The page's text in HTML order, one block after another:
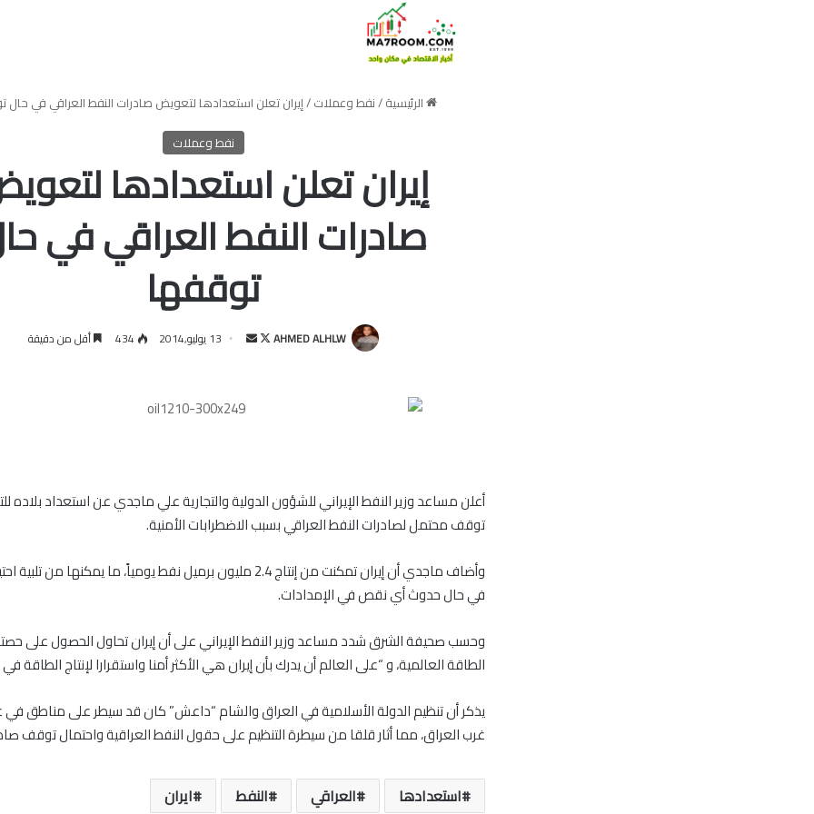
الرئيسية/نفط وعملات/إيران تعلن استعدادها لتعويض صادرات النفط العراقي في حال
نفط وعملات
إيران تعلن استعدادها
صادرات النفط العراقي في
توقفها
AHMED ALHLW
تابعأرسل 13 يوليو,2014 434 أقل من دقيقة
أعلن مساعد وزير النفط الإيراني للشؤون الدولية والتجارية علي ماجدي عن استعداد
توقف محتمل لصادرات النفط العراقي بسبب الاضطرابات الأمنية.
وأضاف ماجدي أن إيران تمکنت من إنتاج 2.4 مليون برميل نفط يومياً، ما يمكنها
في حال حدوث أي نقص في الإمدادات.
وحسب صحيفة الشرق شدد مساعد وزير النفط الإيراني على أن إيران تحاول الحصول على
الطاقة العالمية، و “على العالم أن يدرك بأن إيران هي الأکثر أمنا واستقرارا لإنتاج الطاقة
يذكر أن تنظيم الدولة الأسلامية في العراق والشام “داعش” كان قد سيطر على مناطق
غرب العراق، مما أثار قلقا من سيطرة التنظيم على حقول النفط العراقية واحتمال توقف
استعدادها العراقي النفط ايران